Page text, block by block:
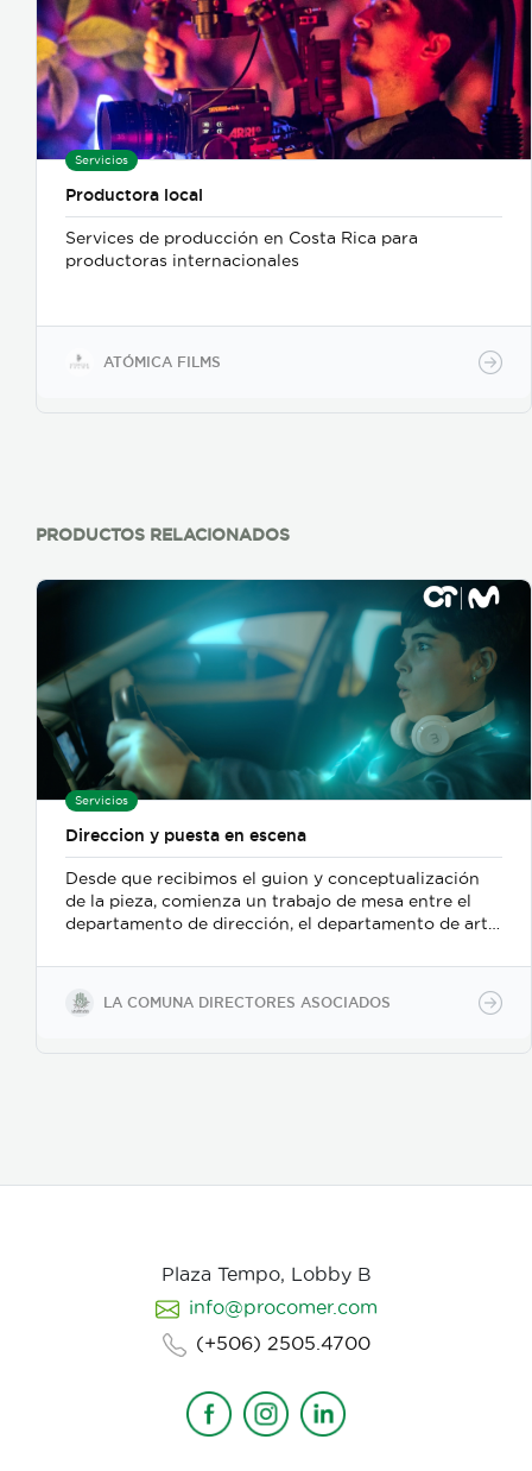
Servicios
Productora local
Services de producción en Costa Rica para
productoras internacionales
ATÓMICA FILMS
PRODUCTOS RELACIONADOS
Servicios
Direccion y puesta en escena
Desde que recibimos el guion y conceptualización
de la pieza, comienza un trabajo de mesa entre el
departamento de dirección, el departamento de arte,
buscamos reforzar la historia, nos centramos
fuertemente en la selección de casting, en el tono
para los actores con instrucciones claras, paletas de
LA COMUNA DIRECTORES ASOCIADOS
Plaza Tempo, Lobby B
info@procomer.com
(+506) 2505.4700